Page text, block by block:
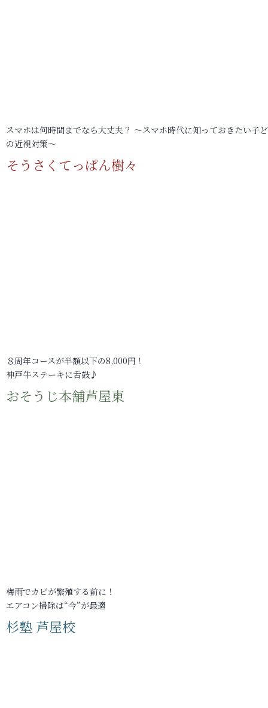
スマホは何時間までなら大丈夫？ ～スマホ時代に知っておきたい子
の近視対策～
そうさくてっぱん樹々
８周年コースが半額以下の8,000円！
神戸牛ステーキに舌鼓♪
おそうじ本舗芦屋東
梅雨でカビが繁殖する前に！
エアコン掃除は“今”が最適
杉塾 芦屋校